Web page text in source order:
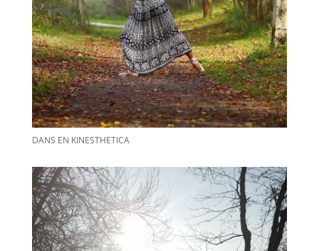
DANS EN KINESTHETICA